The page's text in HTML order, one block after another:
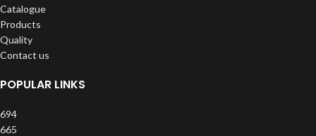
Catalogue
Products
Quality
Contact us
POPULAR LINKS
694
665